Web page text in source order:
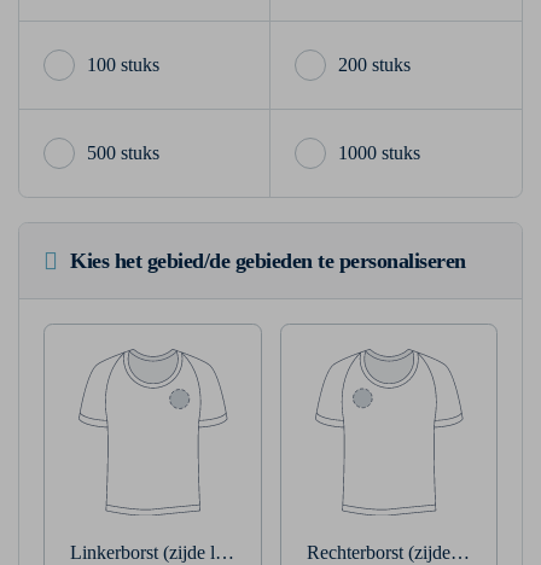
100 stuks 200 stuks
500 stuks 1000 stuks
Kies het gebied/de gebieden te personaliseren
Linkerborst (zijde linkerarm) Rechterborst (zijde